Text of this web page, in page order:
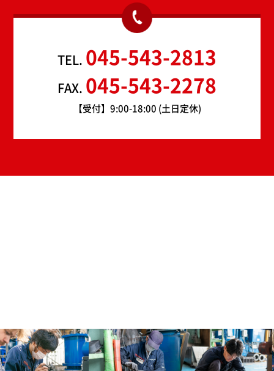
TEL. 045-543-2813
FAX. 045-543-2278
【受付】9:00-18:00 (土日定休)